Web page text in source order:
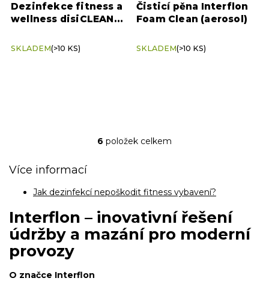
Dezinfekce fitness a
wellness disiCLEAN
bezchlorová ochrana
SKLADEM(>10 KS)
Čisticí pěna Interflon
Foam Clean (aerosol)
SKLADEM(>10 KS)
O
d
c
í
p
6 položek celkem
Více informací
Jak dezinfekcí nepoškodit fitness vybavení?
Interflon – inovativní řešení
údržby a mazání pro moderní
provozy
O značce Interflon